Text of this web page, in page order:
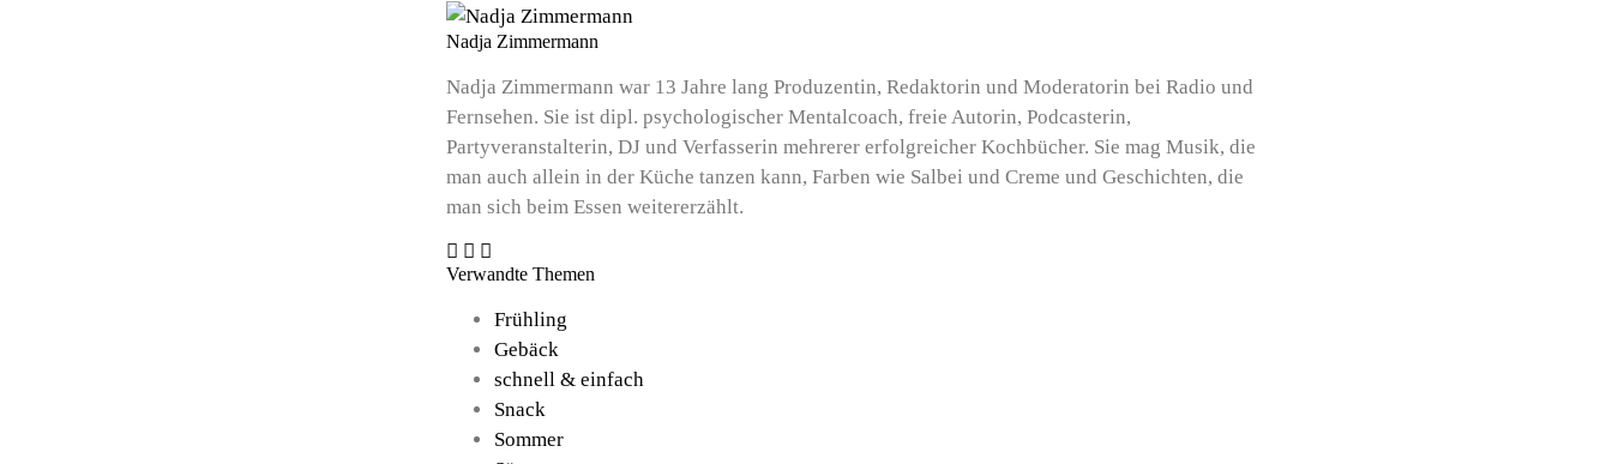
Nadja Zimmermann
Nadja Zimmermann war 13 Jahre lang Produzentin, Redaktorin und Moderatorin bei Radio und
Fernsehen. Sie ist dipl. psychologischer Mentalcoach, freie Autorin, Podcasterin,
Partyveranstalterin, DJ und Verfasserin mehrerer erfolgreicher Kochbücher. Sie mag Musik, die
man auch allein in der Küche tanzen kann, Farben wie Salbei und Creme und Geschichten, die
man sich beim Essen weitererzählt.
Verwandte Themen
Frühling
Gebäck
schnell & einfach
Snack
Sommer